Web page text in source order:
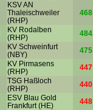
KSV AN
Thaleischweiler
(RHP)
468
KV Rodalben
(RHP)
484
KV Schweinfurt
(NBY)
475
KV Pirmasens
(RHP)
447
TSG Haßloch
(RHP)
440
ESV Blau Gold
Frankfurt (HE)
448